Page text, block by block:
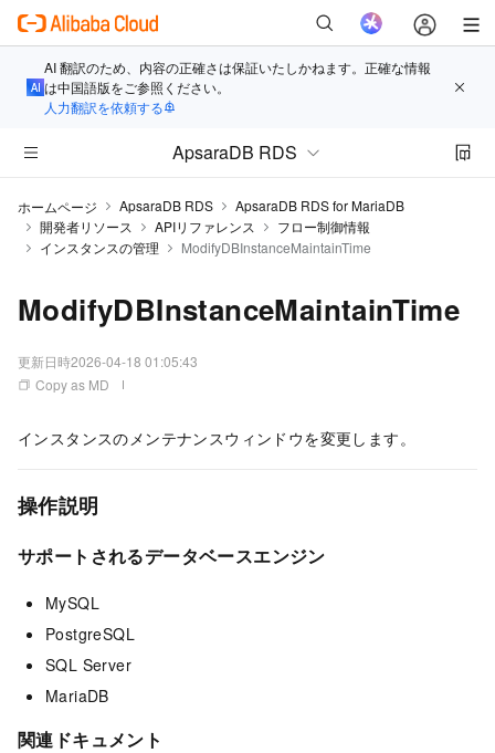
AI 翻訳のため、内容の正確さは保証いたしかねます。正確な情報
は中国語版をご参照ください。
人力翻訳を依頼する
ApsaraDB RDS
ホームページ ApsaraDB RDS
ApsaraDB RDS for MariaDB
開発者リソース
APIリファレンス
フロー制御情報
インスタンスの管理
ModifyDBInstanceMaintainTime
ModifyDBInstanceMaintainTime
更新日時2026-04-18 01:05:43
Copy as MD
インスタンスのメンテナンスウィンドウを変更します。
操作説明
サポートされるデータベースエンジン
MySQL
PostgreSQL
SQL Server
MariaDB
関連ドキュメント